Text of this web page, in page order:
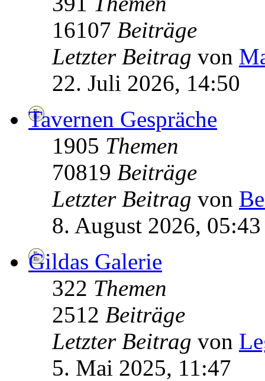
16107 Beiträge
Letzter Beitrag von
22. Juli 2026, 14:50
Tavernen Gespräche
1905 Themen
70819 Beiträge
Letzter Beitrag von
8. August 2026, 05:43
Gildas Galerie
322 Themen
2512 Beiträge
Letzter Beitrag von
5. Mai 2025, 11:47